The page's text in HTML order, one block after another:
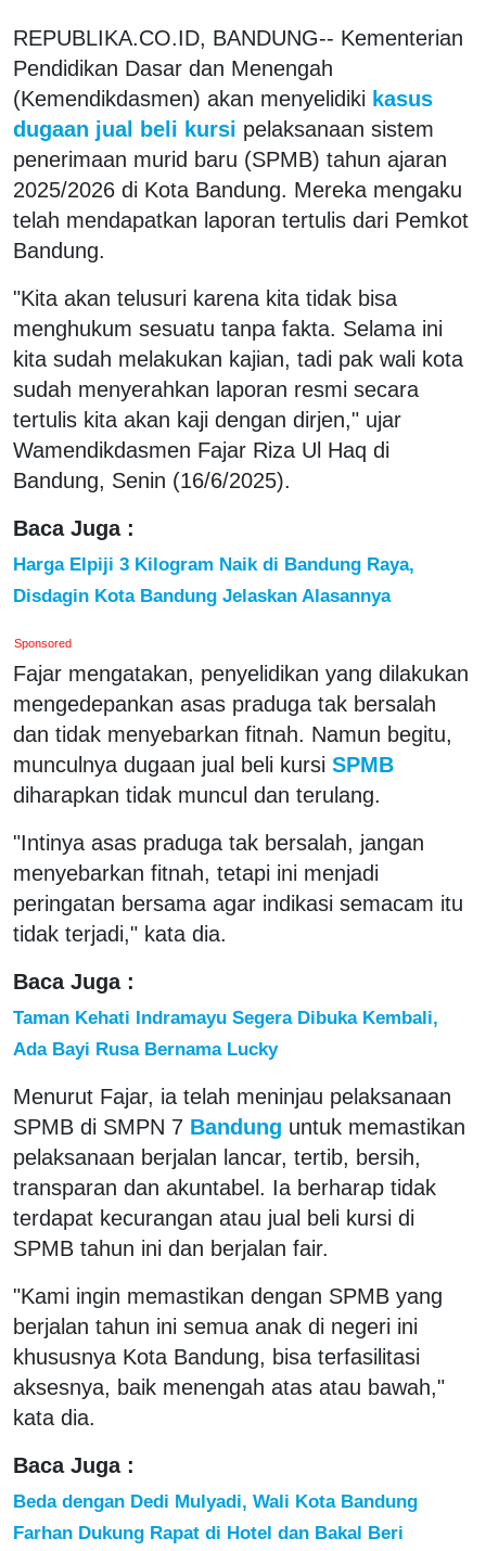
REPUBLIKA.CO.ID, BANDUNG-- Kementerian
Pendidikan Dasar dan Menengah
(Kemendikdasmen) akan menyelidiki kasus
dugaan jual beli kursi pelaksanaan sistem
penerimaan murid baru (SPMB) tahun ajaran
2025/2026 di Kota Bandung. Mereka mengaku
telah mendapatkan laporan tertulis dari Pemkot
Bandung.
"Kita akan telusuri karena kita tidak bisa
menghukum sesuatu tanpa fakta. Selama ini
kita sudah melakukan kajian, tadi pak wali kota
sudah menyerahkan laporan resmi secara
tertulis kita akan kaji dengan dirjen," ujar
Wamendikdasmen Fajar Riza Ul Haq di
Bandung, Senin (16/6/2025).
Baca Juga :
Harga Elpiji 3 Kilogram Naik di Bandung Raya,
Disdagin Kota Bandung Jelaskan Alasannya
Sponsored
Fajar mengatakan, penyelidikan yang dilakukan
mengedepankan asas praduga tak bersalah
dan tidak menyebarkan fitnah. Namun begitu,
munculnya dugaan jual beli kursi SPMB
diharapkan tidak muncul dan terulang.
"Intinya asas praduga tak bersalah, jangan
menyebarkan fitnah, tetapi ini menjadi
peringatan bersama agar indikasi semacam itu
tidak terjadi," kata dia.
Baca Juga :
Taman Kehati Indramayu Segera Dibuka Kembali,
Ada Bayi Rusa Bernama Lucky
Menurut Fajar, ia telah meninjau pelaksanaan
SPMB di SMPN 7 Bandung untuk memastikan
pelaksanaan berjalan lancar, tertib, bersih,
transparan dan akuntabel. Ia berharap tidak
terdapat kecurangan atau jual beli kursi di
SPMB tahun ini dan berjalan fair.
"Kami ingin memastikan dengan SPMB yang
berjalan tahun ini semua anak di negeri ini
khususnya Kota Bandung, bisa terfasilitasi
aksesnya, baik menengah atas atau bawah,"
kata dia.
Baca Juga :
Beda dengan Dedi Mulyadi, Wali Kota Bandung
Farhan Dukung Rapat di Hotel dan Bakal Beri